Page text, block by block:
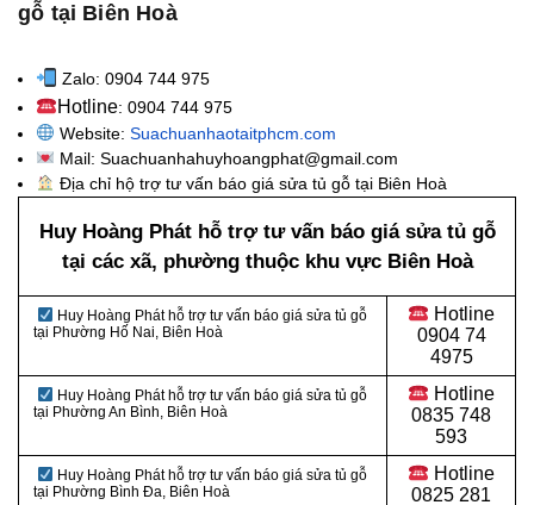
gỗ tại Biên Hoà
Zalo: 0904 744 975
Hotline: 0904 744 975
Website: Suachuanhaotaitphcm.com
Mail: Suachuanhahuyhoangphat@gmail.com
Địa chỉ hộ trợ tư vấn báo giá sửa tủ gỗ tại Biên Hoà
Huy Hoàng Phát hỗ trợ tư vấn báo giá sửa tủ gỗ
tại các xã, phường thuộc khu vực Biên Hoà
Huy Hoàng Phát hỗ trợ tư vấn báo giá sửa tủ gỗ
tại Phường Hố Nai, Biên Hoà
Hotline
0904 74
4975
Huy Hoàng Phát hỗ trợ tư vấn báo giá sửa tủ gỗ
tại Phường An Bình, Biên Hoà
Hotline
0835 748
593
Huy Hoàng Phát hỗ trợ tư vấn báo giá sửa tủ gỗ
tại Phường Bình Đa, Biên Hoà
Hotline
0825 281